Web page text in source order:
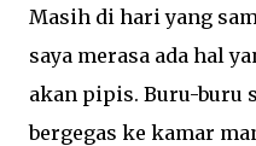
Masih di hari yang
saya merasa ada hal
akan pipis. Buru-buru
bergegas ke kamar